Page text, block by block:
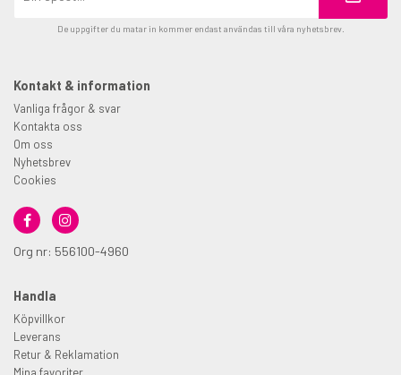
De uppgifter du matar in kommer endast användas till våra nyhetsbrev.
Kontakt & information
Vanliga frågor & svar
Kontakta oss
Om oss
Nyhetsbrev
Cookies
Org nr: 556100-4960
Handla
Köpvillkor
Leverans
Retur & Reklamation
Mina favoriter